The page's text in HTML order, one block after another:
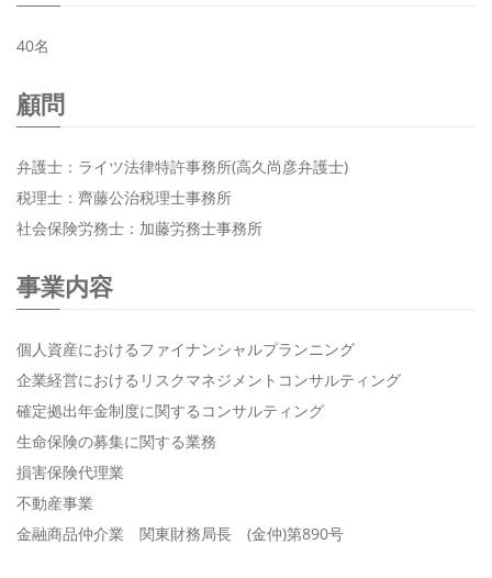
40名
顧問
弁護士：ライツ法律特許事務所(高久尚彦弁護士)
税理士：齊藤公治税理士事務所
社会保険労務士：加藤労務士事務所
事業内容
個人資産におけるファイナンシャルプランニング
企業経営におけるリスクマネジメントコンサルティング
確定拠出年金制度に関するコンサルティング
生命保険の募集に関する業務
損害保険代理業
不動産事業
金融商品仲介業 関東財務局長 (金仲)第890号